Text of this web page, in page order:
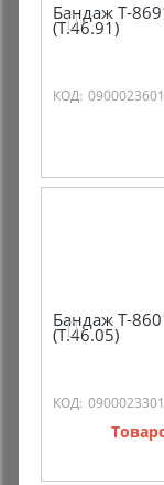
Бандаж Т-
(Т.46.91)
КОД: 0900023601
Бандаж Т-
(Т.46.05)
КОД: 0900023301